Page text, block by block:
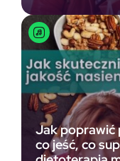
Jak poprawić
co jeść, co